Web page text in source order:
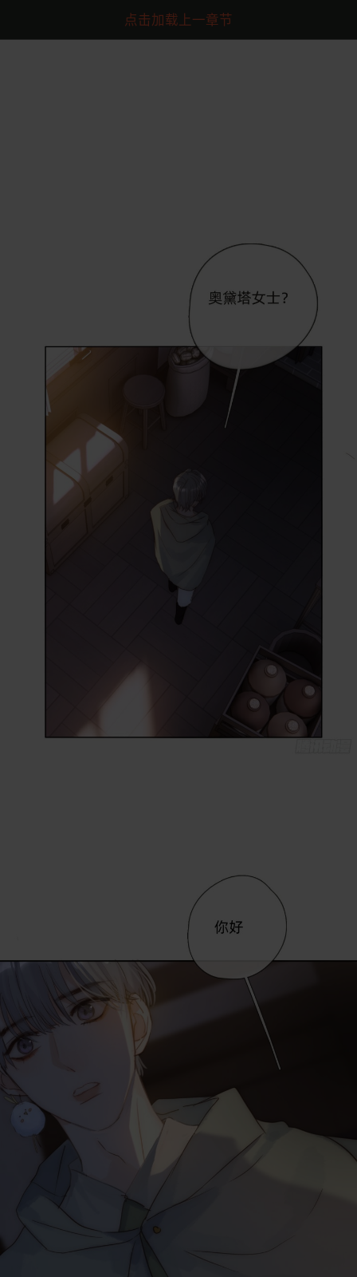
点击加载上一章节